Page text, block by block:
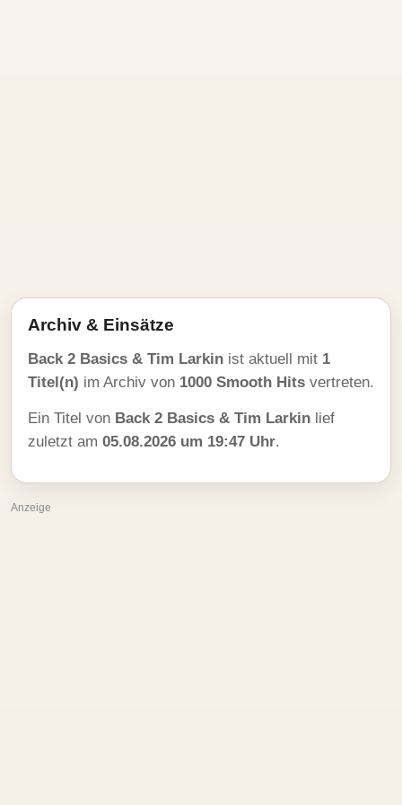
Archiv & Einsätze
Back 2 Basics & Tim Larkin ist aktuell mit 1
Titel(n) im Archiv von 1000 Smooth Hits vertreten.
Ein Titel von Back 2 Basics & Tim Larkin lief
zuletzt am 05.08.2026 um 19:47 Uhr.
Anzeige